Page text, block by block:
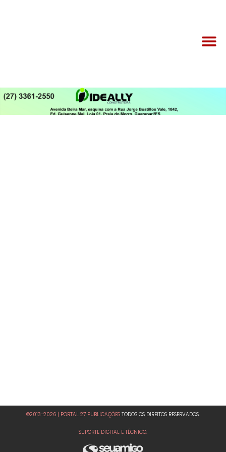
©2013-2026 | PORTAL 27 PUBLICAÇÕES TODOS OS DIREITOS RESERVADOS.
SUPORTE DIGITAL E TÉCNICO: